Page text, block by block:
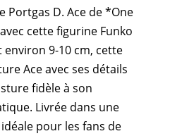
Portgas D. Ace de *One
cette figurine Funko
environ 9-10 cm, cette
Ace avec ses détails
fidèle à son
Livrée dans une
pour les fans de